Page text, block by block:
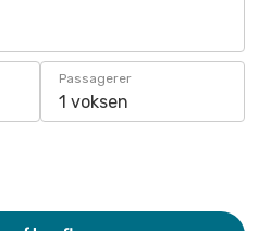
Passagerer
1 voksen